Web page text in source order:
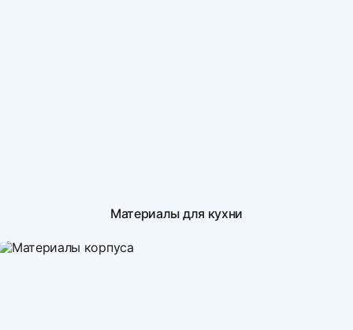
Материалы для кухни